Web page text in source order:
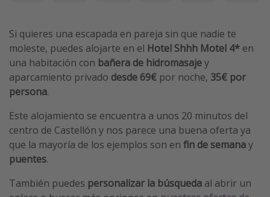
Guía de equipaje de mano
Parques de atracciones
Viaja con musicales
El Rey León el musical
Eventos deportivos
Si quieres una escapada en pareja sin que nadie te
moleste, puedes alojarte en el Hotel Shhh Motel 4* en
una habitación con bañera de hidromasajey
aparcamiento privado desde 69€ por noche, 35€ por
persona.
Este alojamiento se encuentra a unos 20 minutos del
centro de Castellón y nos parece una buena oferta ya
que la mayoría de los ejemplos son en fin de semanay
puentes.
También puedes personalizar la búsqueda al abrir un